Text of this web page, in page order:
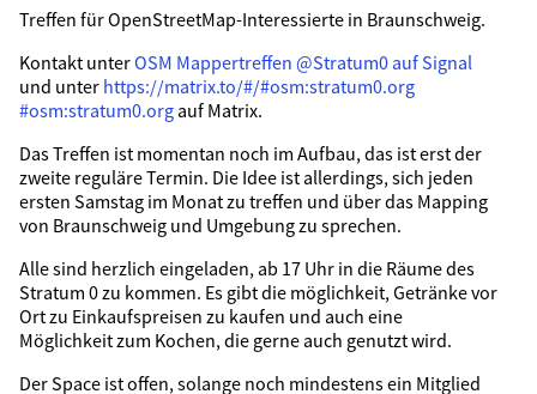
Treffen für OpenStreetMap-Interessierte in Braunschweig.
Kontakt unterOSM Mappertreffen @Stratum0 auf Signal
und unter https://matrix.to/#/#osm:stratum0.org
#osm:stratum0.org auf Matrix.
Das Treffen ist momentan noch im Aufbau, das ist erst der
zweite reguläre Termin. Die Idee ist allerdings, sich jeden
ersten Samstag im Monat zu treffen und über das Mapping
von Braunschweig und Umgebung zu sprechen.
Alle sind herzlich eingeladen, ab 17 Uhr in die Räume des
Stratum 0 zu kommen. Es gibt die möglichkeit, Getränke vor
Ort zu Einkaufspreisen zu kaufen und auch eine
Möglichkeit zum Kochen, die gerne auch genutzt wird.
Der Space ist offen, solange noch mindestens ein Mitglied